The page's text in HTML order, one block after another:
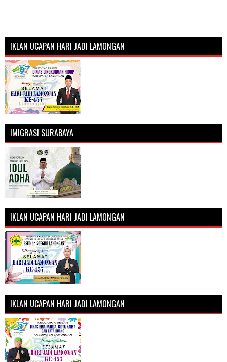
IKLAN UCAPAN HARI JADI LAMONGAN
IMIGRASI SURABAYA
IKLAN UCAPAN HARI JADI LAMONGAN
IKLAN UCAPAN HARI JADI LAMONGAN